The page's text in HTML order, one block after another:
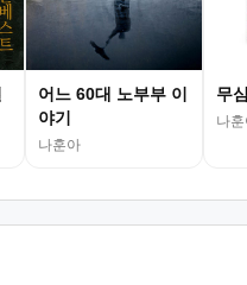
어느 60대 노부부 이
야기
나훈아
무
나